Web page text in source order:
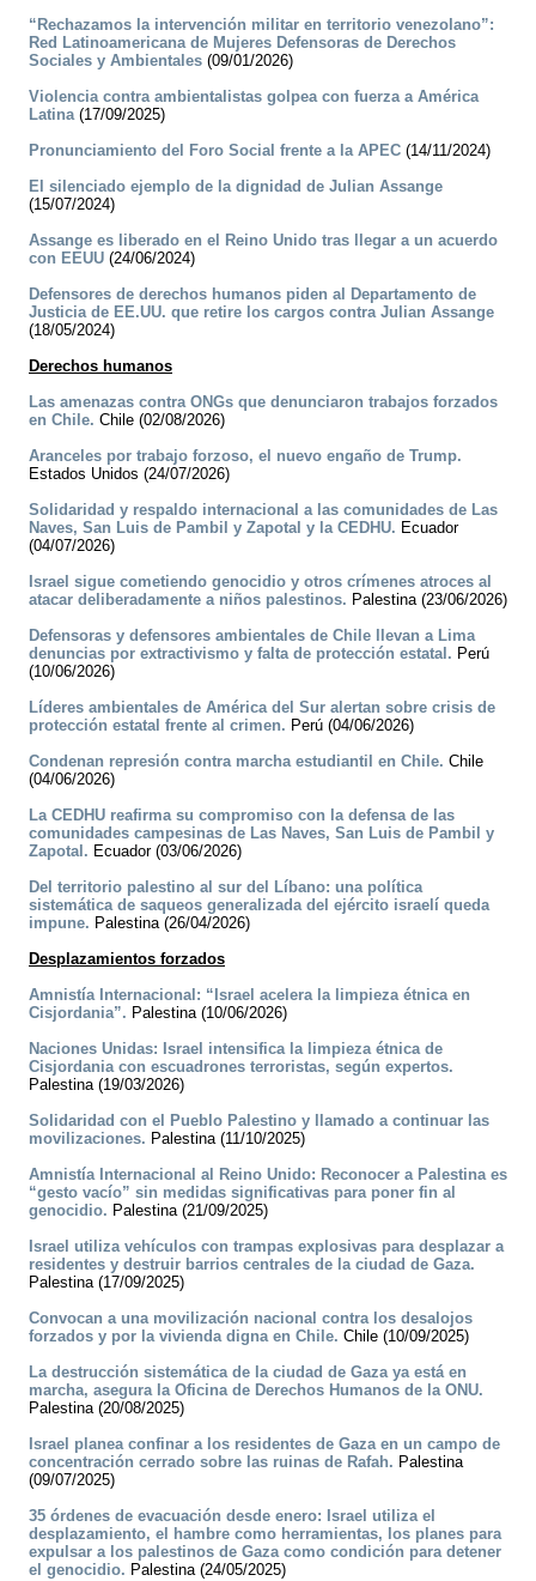
“Rechazamos la intervención militar en territorio venezolano”:
Red Latinoamericana de Mujeres Defensoras de Derechos
Sociales y Ambientales (09/01/2026)
Violencia contra ambientalistas golpea con fuerza a América
Latina(17/09/2025)
Pronunciamiento del Foro Social frente a la APEC (14/11/2024)
El silenciado ejemplo de la dignidad de Julian Assange
(15/07/2024)
Assange es liberado en el Reino Unido tras llegar a un acuerdo
con EEUU (24/06/2024)
Defensores de derechos humanos piden al Departamento de
Justicia de EE.UU. que retire los cargos contra Julian Assange
(18/05/2024)
Derechos humanos
Las amenazas contra ONGs que denunciaron trabajos forzados
en Chile. Chile (02/08/2026)
Aranceles por trabajo forzoso, el nuevo engaño de Trump.
Estados Unidos (24/07/2026)
Solidaridad y respaldo internacional a las comunidades de Las
Naves, San Luis de Pambil y Zapotal y la CEDHU. Ecuador
(04/07/2026)
Israel sigue cometiendo genocidio y otros crímenes atroces al
atacar deliberadamente a niños palestinos. Palestina (23/06/2026)
Defensoras y defensores ambientales de Chile llevan a Lima
denuncias por extractivismo y falta de protección estatal. Perú
(10/06/2026)
Líderes ambientales de América del Sur alertan sobre crisis de
protección estatal frente al crimen. Perú (04/06/2026)
Condenan represión contra marcha estudiantil en Chile. Chile
(04/06/2026)
La CEDHU reafirma su compromiso con la defensa de las
comunidades campesinas de Las Naves, San Luis de Pambil y
Zapotal. Ecuador (03/06/2026)
Del territorio palestino al sur del Líbano: una política
sistemática de saqueos generalizada del ejército israelí queda
impune. Palestina (26/04/2026)
Desplazamientos forzados
Amnistía Internacional: “Israel acelera la limpieza étnica en
Cisjordania”. Palestina (10/06/2026)
Naciones Unidas: Israel intensifica la limpieza étnica de
Cisjordania con escuadrones terroristas, según expertos.
Palestina (19/03/2026)
Solidaridad con el Pueblo Palestino y llamado a continuar las
movilizaciones. Palestina (11/10/2025)
Amnistía Internacional al Reino Unido: Reconocer a Palestina es
“gesto vacío” sin medidas significativas para poner fin al
genocidio. Palestina (21/09/2025)
Israel utiliza vehículos con trampas explosivas para desplazar a
residentes y destruir barrios centrales de la ciudad de Gaza.
Palestina (17/09/2025)
Convocan a una movilización nacional contra los desalojos
forzados y por la vivienda digna en Chile. Chile (10/09/2025)
La destrucción sistemática de la ciudad de Gaza ya está en
marcha, asegura la Oficina de Derechos Humanos de la ONU.
Palestina (20/08/2025)
Israel planea confinar a los residentes de Gaza en un campo de
concentración cerrado sobre las ruinas de Rafah. Palestina
(09/07/2025)
35 órdenes de evacuación desde enero: Israel utiliza el
desplazamiento, el hambre como herramientas, los planes para
expulsar a los palestinos de Gaza como condición para detener
el genocidio. Palestina (24/05/2025)